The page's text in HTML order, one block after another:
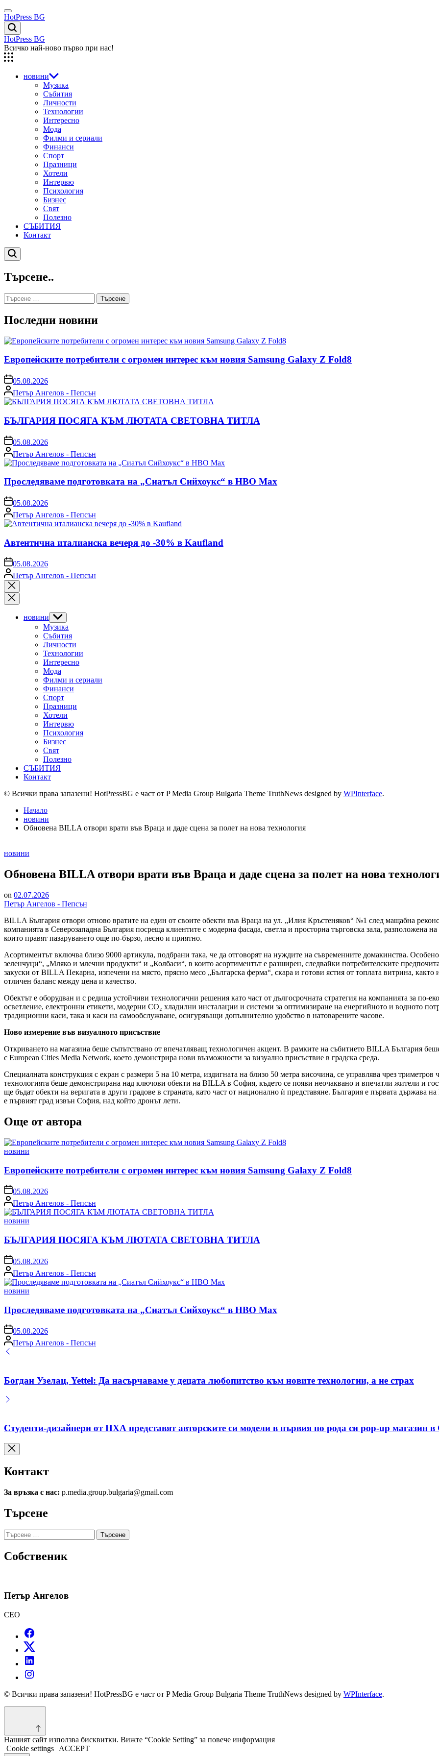
Skip
to
content
Menu
HotPress BG
Търсене
HotPress BG
Всичко най-ново първо при нас!
новини
Музика
Събития
Личности
Технологии
Интересно
Мода
Филми и сериали
Финанси
Спорт
Празници
Хотели
Интервю
Психология
Бизнес
Свят
Полезно
СЪБИТИЯ
Контакт
Търсене
Търсене..
Търсене
за:
Последни новини
Европейските потребители с огромен интерес към новия Samsung Galaxy Z Fold8
on05.08.2026
Posted
by
Петър Ангелов - Пепсън
БЪЛГАРИЯ ПОСЯГА КЪМ ЛЮТАТА СВЕТОВНА ТИТЛА
on05.08.2026
Posted
by
Петър Ангелов - Пепсън
Проследяваме подготовката на „Сиатъл Сийхоукс“ в HBO Max
on05.08.2026
Posted
by
Петър Ангелов - Пепсън
Автентична италианска вечеря до -30% в Kaufland
on05.08.2026
Posted
by
Петър Ангелов - Пепсън
Close
search
новини Show
sub
menu
Музика
Събития
Личности
Технологии
Интересно
Мода
Филми и сериали
Финанси
Спорт
Празници
Хотели
Интервю
Психология
Бизнес
Свят
Полезно
СЪБИТИЯ
Контакт
© Всички права запазени! HotPressBG е част от P Media Group Bulgaria Theme TruthNews designed by WPInterface.
Начало
новини
Обновена BILLA отвори врати във Враца и даде сцена за полет на нова технология
Posted
новини
Обновена BILLA отвори врати във Враца и даде сцена за полет на нова
on 02.07.2026
Петър Ангелов - Пепсън
BILLA България отвори отново вратите на един от своите обекти във Враца на ул. „Илия Кръстеняков“ №1 след мащабна
компанията в Северозападна България посреща клиентите с модерна фасада, светла и просторна търговска зала, разположена
които правят пазаруването още по-бързо, лесно и приятно.
Асортиментът включва близо 9000 артикула, подбрани така, че да отговорят на нуждите на съвременните домакинства.
зеленчуци“, „Мляко и млечни продукти“ и „Колбаси“, в които асортиментът е разширен, следвайки потребителските
закуски от BILLA Пекарна, изпечени на място, прясно месо „Българска ферма“, скара и готови ястия от топлата витрина,
отличен баланс между цена и качество.
Обектът е оборудван и с редица устойчиви технологични решения като част от дългосрочната стратегия на компанията за по-
осветление, електронни етикети, модерни CO₂ хладилни инсталации и системи за оптимизиране на енергийното и водното
традиционни каси, така и каси на самообслужване, осигуряващи допълнително удобство в натоварените часове.
Ново измерение във визуалното присъствие
Откриването на магазина беше съпътствано от впечатляващ технологичен акцент. В рамките на събитието BILLA България
с European Cities Media Network, което демонстрира нови възможности за визуално присъствие в градска среда.
Специалната конструкция с екран с размери 5 на 10 метра, издигната на близо 50 метра височина, се управлява чрез
технологията беше демонстрирана над ключови обекти на BILLA в София, където се появи неочаквано и впечатли жители и
ще бъдат обекти на веригата в други градове в страната, като част от национално ѝ представяне. България е първата държава
е първият град извън София, над който дронът лети.
Още от автора
Posted
новини
Европейските потребители с огромен интерес към новия Samsung Galaxy Z Fold8
on05.08.2026
Posted
by
Петър Ангелов - Пепсън
Posted
новини
БЪЛГАРИЯ ПОСЯГА КЪМ ЛЮТАТА СВЕТОВНА ТИТЛА
on05.08.2026
Posted
by
Петър Ангелов - Пепсън
Posted
новини
Проследяваме подготовката на „Сиатъл Сийхоукс“ в HBO Max
on05.08.2026
Posted
by
Петър Ангелов - Пепсън
Богдан Узелац, Yettel: Да насърчаваме у децата любопитство към новите технологии, а не страх
Студенти-дизайнери от НХА представят авторските си модели в първия по рода си pop-up магазин
Контакт
За връзка с нас: p.media.group.bulgaria@gmail.com
Търсене
Търсене
за:
Собственик
Петър Ангелов
CEO
© Всички права запазени! HotPressBG е част от P Media Group Bulgaria Theme TruthNews designed by WPInterface.
Нашият сайт използва бисквитки. Вижте “Cookie Setting” за повече информация
Cookie settings
ACCEPT